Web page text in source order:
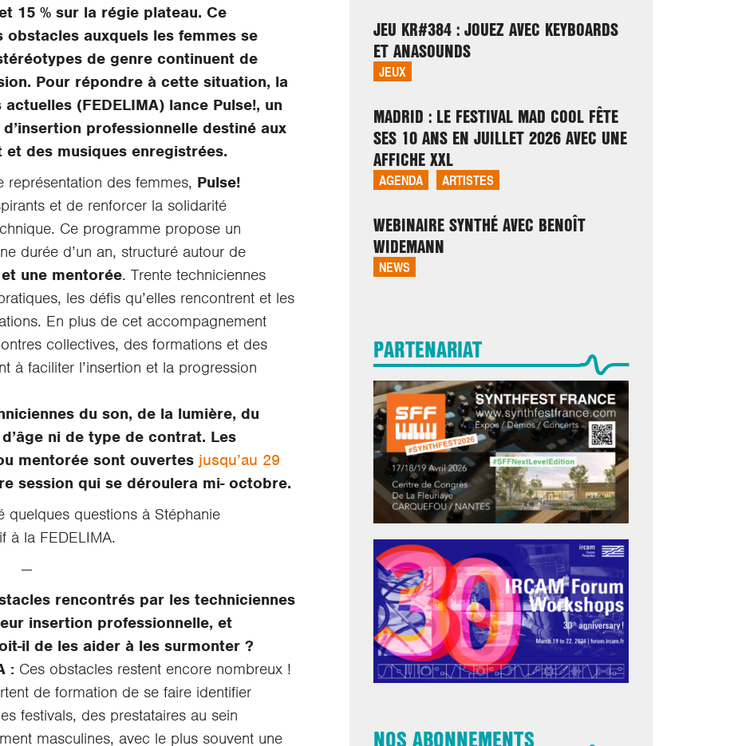
15 % sur la régie plateau. Ce
auxquels les femmes se
de genre continuent de
Pour répondre à cette situation, la
(FEDELIMA) lance Pulse!, un
professionnelle destiné aux
des musiques enregistrées.
des femmes, Pulse!
et de renforcer la solidarité
Ce programme propose un
durée d’un an, structuré autour de
une mentorée. Trente techniciennes
les défis qu’elles rencontrent et les
En plus de cet accompagnement
collectives, des formations et des
à faciliter l’insertion et la progression
du son, de la lumière, du
ni de type de contrat. Les
mentorée sont ouvertes jusqu’au 29
session qui se déroulera mi- octobre.
questions à Stéphanie
à la FEDELIMA.
—
rencontrés par les techniciennes
insertion professionnelle, et
il de les aider à les surmonter ?
: Ces obstacles restent encore nombreux !
de formation de se faire identifier
festivals, des prestataires au sein
masculines, avec le plus souvent une
JEU KR#384 : JOUEZ AVEC KEYBOARDS
ET ANASOUNDS
JEUX
MADRID : LE FESTIVAL MAD COOL FÊTE
SES 10 ANS EN JUILLET 2026 AVEC UNE
AFFICHE XXL
AGENDA ARTISTES
WEBINAIRE SYNTHÉ AVEC BENOÎT
WIDEMANN
NEWS
PARTENARIAT
NOS ABONNEMENTS